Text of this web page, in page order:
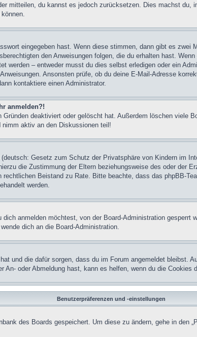
mitteilen, du kannst es jedoch zurücksetzen. Dies machst du,
eingegeben hast. Wenn diese stimmen, dann gibt es zwei
den Anweisungen folgen, die du erhalten hast.
werden – entweder musst du dies selbst erledigen oder ein
Ansonsten prüfe, ob du deine E-Mail-Adresse
kontaktiere einen Administrator.
anmelden?!
deaktiviert oder gelöscht hat. Außerdem löschen viele
aktiv an den Diskussionen teil!
Gesetz zum Schutz der Privatsphäre von Kindern im
die Zustimmung der Eltern beziehungsweise des oder der
Beistand zu Rate. Bitte beachte, dass das phpBB-
werden.
anmelden möchtest, von der Board-Administration
dich an die Board-Administration.
und die dafür sorgen, dass du im Forum angemeldet bleibst.
oder Abmeldung hast, kann es helfen, wenn du die Cookies
Benutzerpräferenzen und -einstellungen
des Boards gespeichert. Um diese zu ändern, gehe in den